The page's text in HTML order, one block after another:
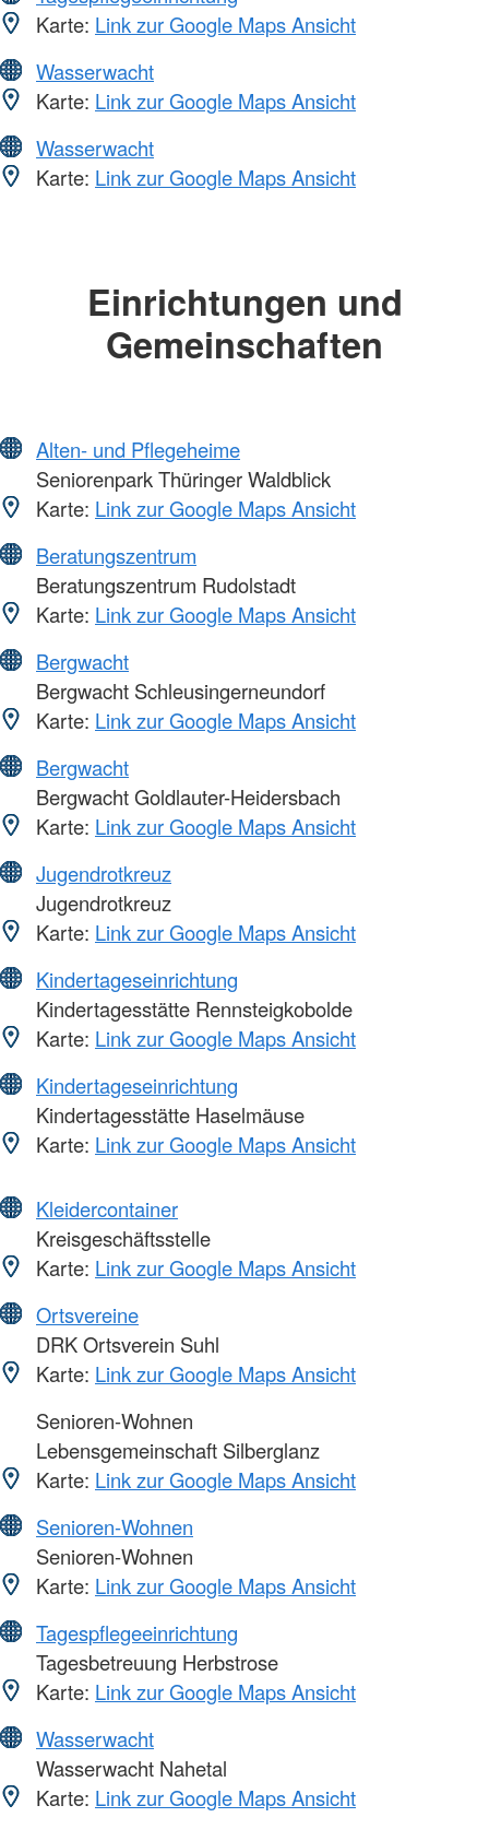
Karte: Link zur Google Maps Ansicht
Wasserwacht
Karte: Link zur Google Maps Ansicht
Wasserwacht
Karte: Link zur Google Maps Ansicht
Einrichtungen und
Gemeinschaften
Alten- und Pflegeheime
Seniorenpark Thüringer Waldblick
Karte: Link zur Google Maps Ansicht
Beratungszentrum
Beratungszentrum Rudolstadt
Karte: Link zur Google Maps Ansicht
Bergwacht
Bergwacht Schleusingerneundorf
Karte: Link zur Google Maps Ansicht
Bergwacht
Bergwacht Goldlauter-Heidersbach
Karte: Link zur Google Maps Ansicht
Jugendrotkreuz
Jugendrotkreuz
Karte: Link zur Google Maps Ansicht
Kindertageseinrichtung
Kindertagesstätte Rennsteigkobolde
Karte: Link zur Google Maps Ansicht
Kindertageseinrichtung
Kindertagesstätte Haselmäuse
Karte: Link zur Google Maps Ansicht
Kleidercontainer
Kreisgeschäftsstelle
Karte: Link zur Google Maps Ansicht
Ortsvereine
DRK Ortsverein Suhl
Karte: Link zur Google Maps Ansicht
Senioren-Wohnen
Lebensgemeinschaft Silberglanz
Karte: Link zur Google Maps Ansicht
Senioren-Wohnen
Senioren-Wohnen
Karte: Link zur Google Maps Ansicht
Tagespflegeeinrichtung
Tagesbetreuung Herbstrose
Karte: Link zur Google Maps Ansicht
Wasserwacht
Wasserwacht Nahetal
Karte: Link zur Google Maps Ansicht